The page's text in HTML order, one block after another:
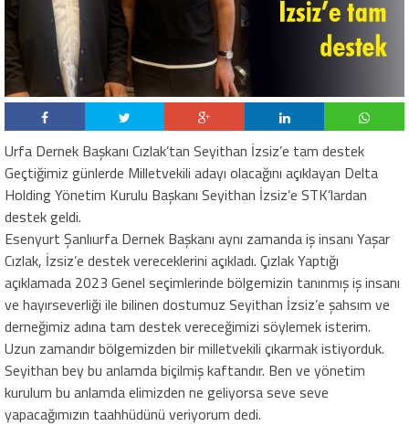
Urfa Dernek Başkanı Cızlak’tan Seyithan İzsiz’e tam destek
Geçtiğimiz günlerde Milletvekili adayı olacağını açıklayan Delta
Holding Yönetim Kurulu Başkanı Seyithan İzsiz’e STK’lardan
destek geldi.
Esenyurt Şanlıurfa Dernek Başkanı aynı zamanda iş insanı Yaşar
Cızlak, İzsiz’e destek vereceklerini açıkladı. Çızlak Yaptığı
açıklamada 2023 Genel seçimlerinde bölgemizin tanınmış iş insanı
ve hayırseverliği ile bilinen dostumuz Seyithan İzsiz’e şahsım ve
derneğimiz adına tam destek vereceğimizi söylemek isterim.
Uzun zamandır bölgemizden bir milletvekili çıkarmak istiyorduk.
Seyithan bey bu anlamda biçilmiş kaftandır. Ben ve yönetim
kurulum bu anlamda elimizden ne geliyorsa seve seve
yapacağımızın taahhüdünü veriyorum dedi.